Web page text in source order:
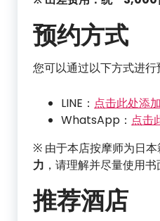
预约方式
您可以通过以下方式进行
LINE： 点击此处添
WhatsApp： 点击
※ 由于本店按摩师为日本
力 ，请理解并尽量使用书
推荐酒店